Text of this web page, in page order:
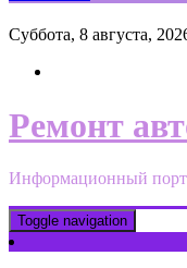
Суббота, 8 августа,
Ремонт
Информационный
Toggle navigation